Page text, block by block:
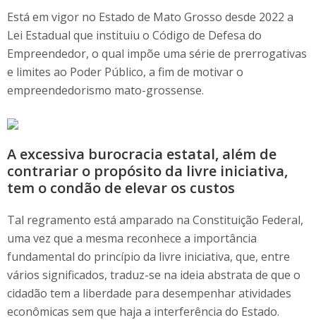
Está em vigor no Estado de Mato Grosso desde 2022 a
Lei Estadual que instituiu o Código de Defesa do
Empreendedor, o qual impõe uma série de prerrogativas
e limites ao Poder Público, a fim de motivar o
empreendedorismo mato-grossense.
A excessiva burocracia estatal, além de
contrariar o propósito da livre iniciativa,
tem o condão de elevar os custos
Tal regramento está amparado na Constituição Federal,
uma vez que a mesma reconhece a importância
fundamental do princípio da livre iniciativa, que, entre
vários significados, traduz-se na ideia abstrata de que o
cidadão tem a liberdade para desempenhar atividades
econômicas sem que haja a interferência do Estado.